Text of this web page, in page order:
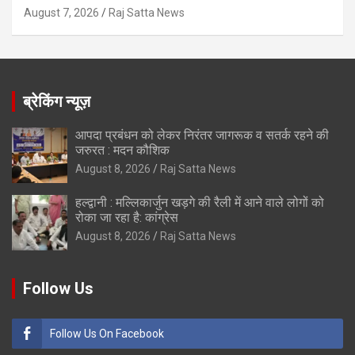
August 7, 2026 Raj Satta News
ब्रेकिंग न्यूज़
आपदा प्रबंधन को लेकर निरंतर जागरूक व सतर्क रहने की
जरुरत : मदन कौशिक
August 8, 2026 Raj Satta News
हल्द्वानी : मल्लिकार्जुन खड़गे की रैली में आने वाले लोगों को
रोका जा रहा है: कांग्रेस
August 8, 2026 Raj Satta News
Follow Us
Follow Us On Facebook